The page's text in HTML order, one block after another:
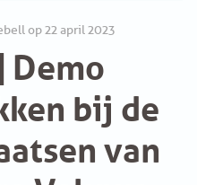
op 22 april 2023
bij de
van